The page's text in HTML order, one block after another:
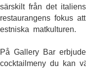
särskilt från det
restaurangens fokus
estniska matkulturen.
På Gallery Bar
cocktailmeny du kan